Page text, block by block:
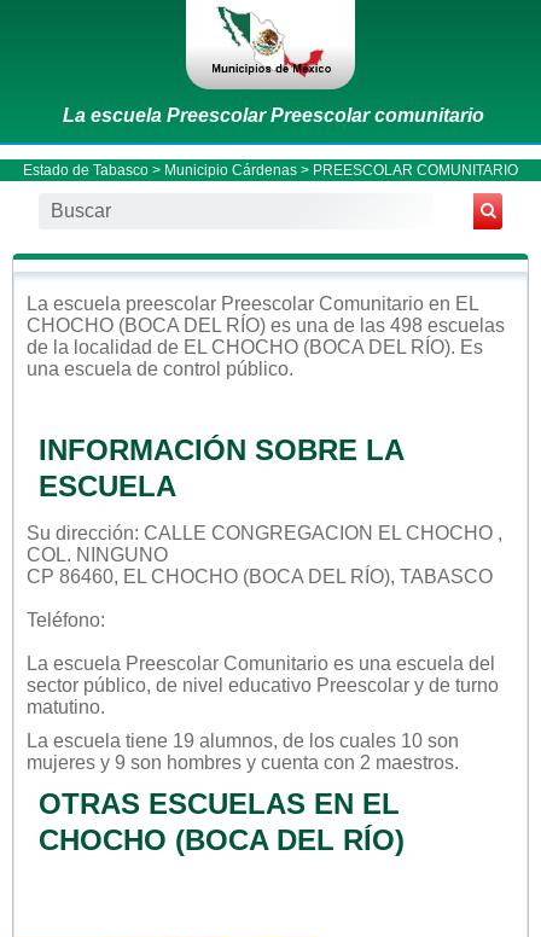
La escuela Preescolar Preescolar comunitario
Estado de Tabasco > Municipio Cárdenas > PREESCOLAR COMUNITARIO
La escuela preescolar Preescolar Comunitario en EL
CHOCHO (BOCA DEL RÍO) es una de las 498 escuelas
de la localidad de EL CHOCHO (BOCA DEL RÍO). Es
una escuela de control público.
INFORMACIÓN SOBRE LA
ESCUELA
Su dirección: CALLE CONGREGACION EL CHOCHO ,
COL. NINGUNO
CP 86460, EL CHOCHO (BOCA DEL RÍO), TABASCO
Teléfono:
La escuela Preescolar Comunitario es una escuela del
sector público, de nivel educativo Preescolar y de turno
matutino.
La escuela tiene 19 alumnos, de los cuales 10 son
mujeres y 9 son hombres y cuenta con 2 maestros.
OTRAS ESCUELAS EN EL
CHOCHO (BOCA DEL RÍO)